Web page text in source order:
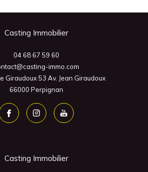
Casting Immobilier
04 68 67 59 60
immo.com
Giraudoux 53 Av. Jean Giraudoux
66000
Perpignan
Casting Immobilier